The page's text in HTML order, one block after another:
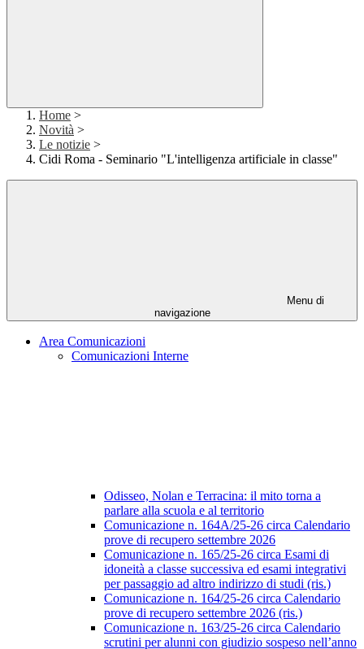
Home >
Novità >
Le notizie >
Cidi Roma - Seminario "L'intelligenza artificiale in classe"
Menu di
navigazione
Area Comunicazioni
Comunicazioni Interne
Odisseo, Nolan e Terracina: il mito torna a
parlare alla scuola e al territorio
Comunicazione n. 164A/25-26 circa Calendario
prove di recupero settembre 2026
Comunicazione n. 165/25-26 circa Esami di
idoneità a classe successiva ed esami integrativi
per passaggio ad altro indirizzo di studi (ris.)
Comunicazione n. 164/25-26 circa Calendario
prove di recupero settembre 2026 (ris.)
Comunicazione n. 163/25-26 circa Calendario
scrutini per alunni con giudizio sospeso nell’anno